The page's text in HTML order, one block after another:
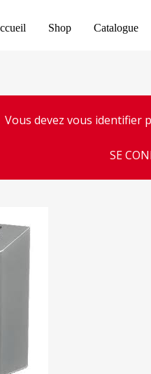
Shop Catalogue
Vous devez vous identifier
SE